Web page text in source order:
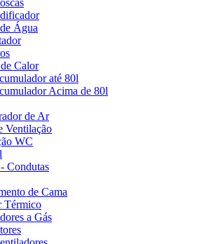
Água
Calor
até 80l
Acima de 80l
de Ar
Ventilação
WC
Condutas
de Cama
Térmico
a Gás